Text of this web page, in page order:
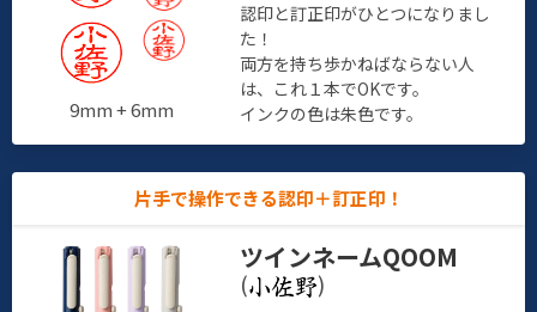
9mm + 6mm
認印と訂正印がひとつになりまし
た！
両方を持ち歩かねばならない人
は、これ１本でOKです。
インクの色は朱色です。
片手で操作できる認印＋訂正印！
ツインネームQOOM
(
)